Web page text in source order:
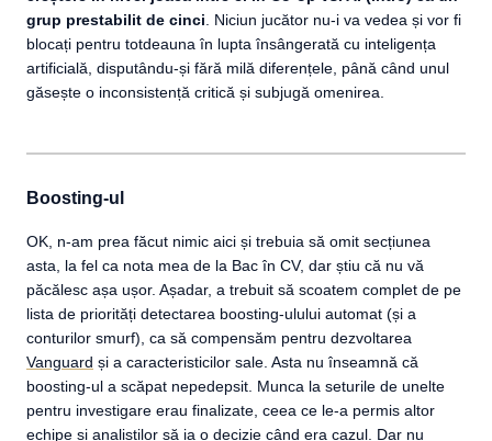
grup prestabilit de cinci . Niciun jucător nu-i va vedea și vor fi
blocați pentru totdeauna în lupta însângerată cu inteligența
artificială, disputându-și fără milă diferențele, până când unul
găsește o inconsistență critică și subjugă omenirea.
Boosting-ul
OK, n-am prea făcut nimic aici și trebuia să omit secțiunea
asta, la fel ca nota mea de la Bac în CV, dar știu că nu vă
păcălesc așa ușor. Așadar, a trebuit să scoatem complet de pe
lista de priorități detectarea boosting-ulului automat (și a
conturilor smurf), ca să compensăm pentru dezvoltarea
Vanguard și a caracteristicilor sale. Asta nu înseamnă că
boosting-ul a scăpat nepedepsit. Munca la seturile de unelte
pentru investigare erau finalizate, ceea ce le-a permis altor
echipe și analiștilor să ia o decizie când era cazul. Dar nu